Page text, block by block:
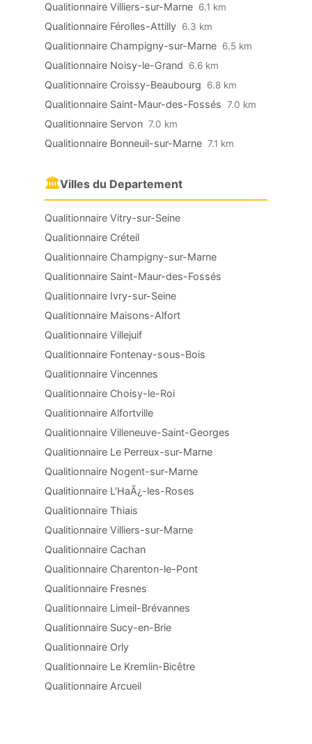
Qualitionnaire Villiers-sur-Marne 6.1 km
Qualitionnaire Férolles-Attilly 6.3 km
Qualitionnaire Champigny-sur-Marne 6.5 km
Qualitionnaire Noisy-le-Grand 6.6 km
Qualitionnaire Croissy-Beaubourg 6.8 km
Qualitionnaire Saint-Maur-des-Fossés 7.0 km
Qualitionnaire Servon 7.0 km
Qualitionnaire Bonneuil-sur-Marne 7.1 km
🏛Villes du Departement
Qualitionnaire Vitry-sur-Seine
Qualitionnaire Créteil
Qualitionnaire Champigny-sur-Marne
Qualitionnaire Saint-Maur-des-Fossés
Qualitionnaire Ivry-sur-Seine
Qualitionnaire Maisons-Alfort
Qualitionnaire Villejuif
Qualitionnaire Fontenay-sous-Bois
Qualitionnaire Vincennes
Qualitionnaire Choisy-le-Roi
Qualitionnaire Alfortville
Qualitionnaire Villeneuve-Saint-Georges
Qualitionnaire Le Perreux-sur-Marne
Qualitionnaire Nogent-sur-Marne
Qualitionnaire L'HaÃ¿-les-Roses
Qualitionnaire Thiais
Qualitionnaire Villiers-sur-Marne
Qualitionnaire Cachan
Qualitionnaire Charenton-le-Pont
Qualitionnaire Fresnes
Qualitionnaire Limeil-Brévannes
Qualitionnaire Sucy-en-Brie
Qualitionnaire Orly
Qualitionnaire Le Kremlin-Bicêtre
Qualitionnaire Arcueil